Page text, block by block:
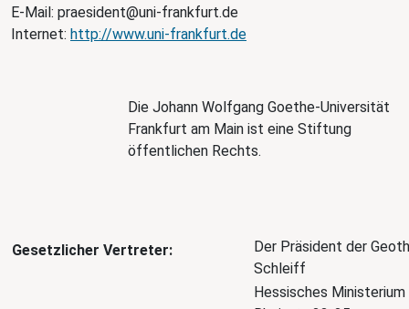
E-Mail: praesident@uni-frankfurt.de
Internet: http://www.uni-frankfurt.de
Die Johann Wolfgang Goethe-Universität
Frankfurt am Main ist eine Stiftung
öffentlichen Rechts.
Gesetzlicher Vertreter:
Der Präsident der
Schleiff
Hessisches